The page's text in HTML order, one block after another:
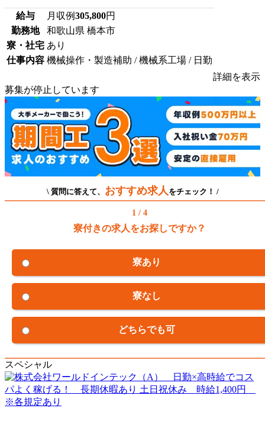
給与 月収例305,800円
勤務地
和歌山県 橋本市
寮・社宅 あり
仕事内容 機械操作・製造補助 / 機械系工場 / 日勤
詳細を表示
募集が停止しています
\ 質問に答えて、 おすすめ求人 をチェック！ /
1 / 4
寮付きの求人をお探しですか？
寮あり
寮なし
どちらでも可
スペシャル